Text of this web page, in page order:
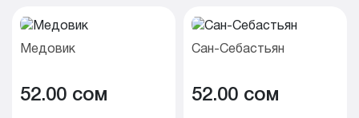
Медовик
52.00 cом
Сан-Себастьян
52.00 cом